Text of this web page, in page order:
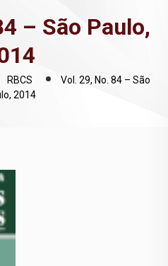
– São Paulo,
RBCS
Vol. 29, No. 84 – São
2014